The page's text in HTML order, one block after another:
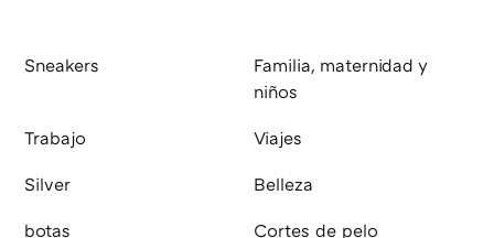
Sneakers
Familia, maternidad y
niños
Trabajo Viajes
Silver Belleza
botas Cortes de pelo